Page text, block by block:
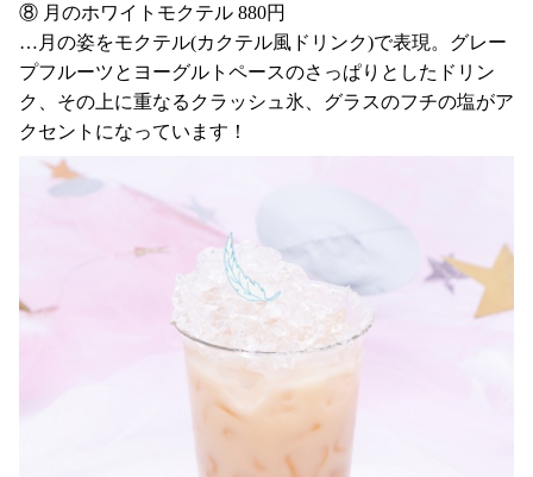
⑧ 月のホワイトモクテル 880円
…月の姿をモクテル(カクテル風ドリンク)で表現。グレー
プフルーツとヨーグルトペースのさっぱりとしたドリン
ク、その上に重なるクラッシュ氷、グラスのフチの塩がア
クセントになっています！